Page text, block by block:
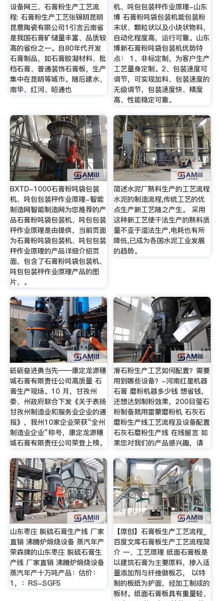
设备网三、石膏粉生产工艺流
程: 石膏粉生产工艺张锦明昆明
昆意陶瓷有限公司1引言云南省
是我国石膏矿储量丰富、品质较
高的省份之一。自80年代开发
石膏制品，如石膏胶凝材料、批
档石膏、普通装饰石膏板，生产
集中在昆明等城市。随后建水、
南华、红河、昭通也
机、吨包包装秤作业原理-山东
博 石膏粉吨袋包装机能包装粉
末状、颗粒状以及小块状物料，
自动化程度高，运行可靠。山东
博新石膏粉吨袋包装机优势特
点： 1、非标定制，为客户生产
工艺量身定制。2、包装速度可
调节，可实现加料、包装速度的
无级调节，包装速度快、精度
高、性能稳定可靠。
BXTD-1000石膏粉吨袋包装
机、吨包包装秤作业原理-智能
制造网智能制造网为您推荐的产
品石膏粉吨袋包装机、吨包包装
秤作业原理是由提供，当前页面
为石膏粉吨袋包装机、吨包包装
秤作业原理的产品详细介绍页
面，包含了石膏粉吨袋包装机、
吨包包装秤作业原理产品的图
片、。
简述水泥厂熟料生产的工艺流程
水泥的制造流程,传统工艺的优
点生产新工艺随之产生。 采用
这种新工艺使干法生产的熟料质
量不亚于湿法生产,电耗也有所
降低,已成为各国水泥工业发展
的趋势。
砥砺奋进勇当先——康定龙源穗
城石膏有限责任公司高质量 石
膏生产现场。10 月，甘孜州
委、州政府联合下发《关于表扬
甘孜州制造业和服务业企业的通
报》，我州10家企业荣获“全州
制造业企业”称号，康定龙源穗
城石膏有限责任公司荣登上榜。
滑石粉生产工艺如何配置？需要
用到哪些设备？-河南红星机器
石膏 磨粉机器多少钱 想省钱，
还想达到制粉效果，200目萤石
粉制备就用雷蒙磨粉机 石灰石
磨粉生产线工艺流程及设备配置
石灰石磨粉生产线 在线留言 如
果您对我们的产品感兴趣，请
山东枣庄 脱硫石膏生产线 厂家
直销 沸腾炉煅烧设备 蒸汽年产
荣森牌的山东枣庄 脱硫石膏生
产线 厂家直销 沸腾炉煅烧设备
蒸汽年产十万吨产品：估价：
1，：RS-SGF5
【原创】石膏板生产工艺流程_
百度文库石膏板生产工艺流程简
介 一、工艺原理 纸面石膏板是
以建筑石膏为主要原料，掺入适
量添加剂与纤维做板芯， 以特
制的板纸为护面，经加工制成的
板材。纸面石膏板具有重量轻、